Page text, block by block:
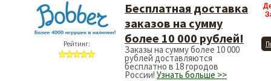
Рейтинг:
Бесплатная доставка
заказов на сумму
более 10 000 рублей!
Заказы на сумму более 10 000
рублей доставляются
бесплатно в 18 городов
России! Узнать больше >>